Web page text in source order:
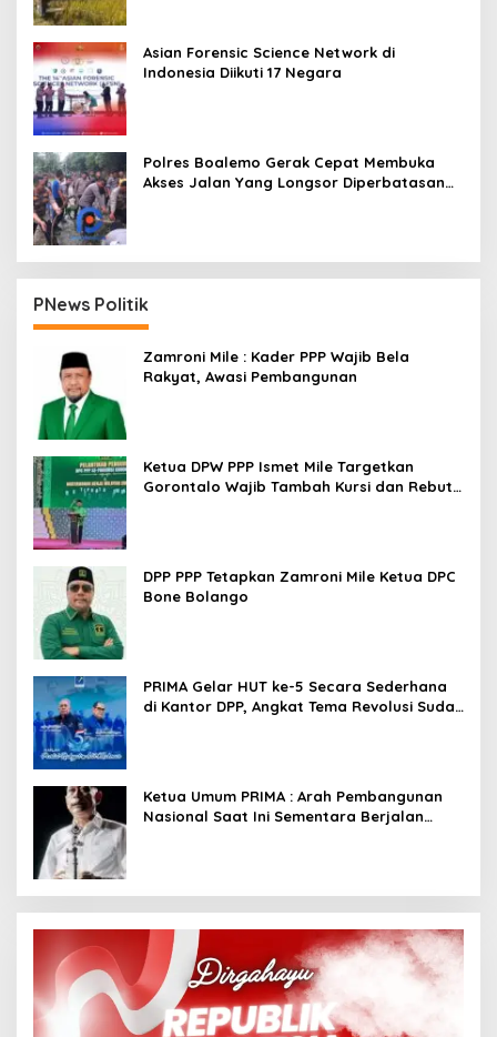
Asian Forensic Science Network di
Indonesia Diikuti 17 Negara
Polres Boalemo Gerak Cepat Membuka
Akses Jalan Yang Longsor Diperbatasan
PNews Politik
Zamroni Mile : Kader PPP Wajib Bela
Rakyat, Awasi Pembangunan
Ketua DPW PPP Ismet Mile Targetkan
Gorontalo Wajib Tambah Kursi dan Rebut
DPP PPP Tetapkan Zamroni Mile Ketua DPC
Bone Bolango
PRIMA Gelar HUT ke-5 Secara Sederhana
di Kantor DPP, Angkat Tema Revolusi Sudah
Ketua Umum PRIMA : Arah Pembangunan
Nasional Saat Ini Sementara Berjalan